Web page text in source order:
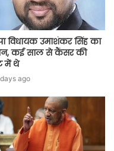
विधायक उमाशंकर सिंह का
कई साल से कैंसर की
में थे
ago